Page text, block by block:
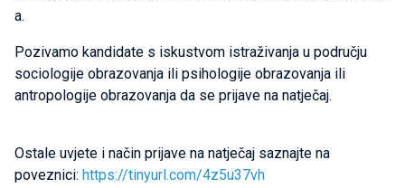
a.
Pozivamo kandidate s iskustvom istraživanja u području
sociologije obrazovanja ili psihologije obrazovanja ili
antropologije obrazovanja da se prijave na natječaj.
Ostale uvjete i način prijave na natječaj saznajte na
poveznici: https://tinyurl.com/4z5u37vh